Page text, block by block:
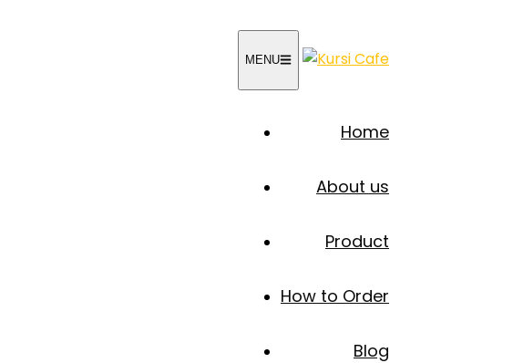
MENU
Home
About us
Product
How to Order
Blog